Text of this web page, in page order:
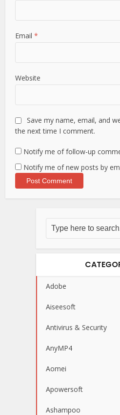
Email*
Website
Save my name, email, and
the next time I comment.
Notify me of follow-up
Notify me of new posts by
Adobe
Aiseesoft
Antivirus & Security
AnyMP4
Aomei
Apowersoft
Ashampoo